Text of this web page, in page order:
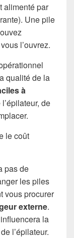
alimenté par
Une pile
l’ouvrez.
qualité de la
à
de
le coût
pas de
les piles
vous procurer
externe.
la
l’épilateur.